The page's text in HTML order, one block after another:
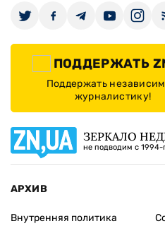
ПОДДЕРЖАТЬ
Поддержать
журналистику!
ЗЕРКАЛО
не подводим с 1994-
АРХИВ
Внутренняя политика